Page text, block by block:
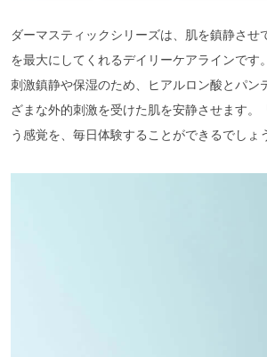
ダーマスティックシリーズは、肌を鎮静させ
を最大にしてくれるデイリーケアラインです
刺激鎮静や保湿のため、ヒアルロン酸とパン
ざまな外的刺激を受けた肌を安静させます。
う感覚を、毎日体験することができるでしょ